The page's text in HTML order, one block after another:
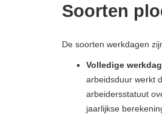
Soorten
De soorten werkdagen
Volledige
arbeidsduur werkt
arbeidersstatuut
jaarlijkse